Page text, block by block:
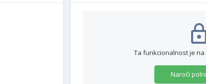
Ta funkcionalnost je
Naroči